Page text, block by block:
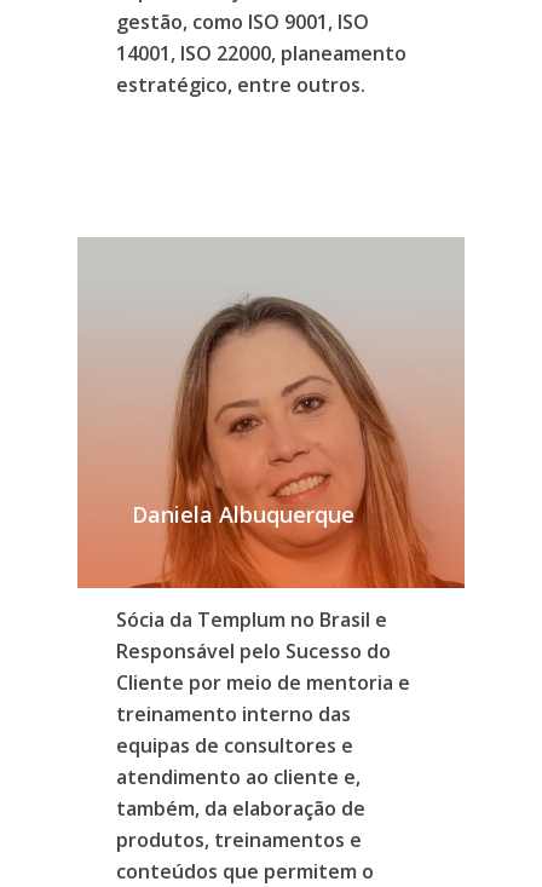
Daniela Albuquerque
Sócia da Templum no Brasil e
Responsável pelo Sucesso do
Cliente por meio de mentoria e
treinamento interno das
equipas de consultores e
atendimento ao cliente e,
também, da elaboração de
produtos, treinamentos e
conteúdos que permitem o
gestão, como ISO 9001, ISO
14001, ISO 22000, planeamento
estratégico, entre outros.